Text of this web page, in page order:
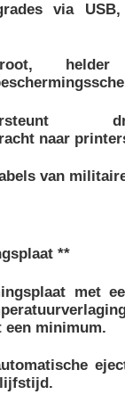
via
helder
naar
van
**
met
minimum.